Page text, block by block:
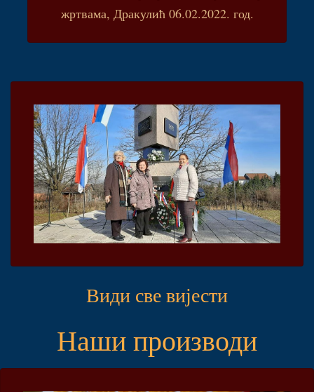
жртвама, Дракулић 06.02.2022. год.
Види све вијести
Наши производи